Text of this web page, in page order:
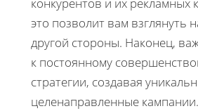
это позволит вам взглянуть
другой стороны. Наконец,
к постоянному
стратегии, создавая
целенаправленные кампании.